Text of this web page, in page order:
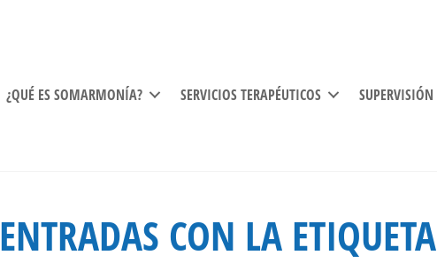
¿QUÉ ES SOMARMONÍA? SERVICIOS TERAPÉUTICOS SUPERVISIÓN
ENTRADAS CON LA ETIQUETA